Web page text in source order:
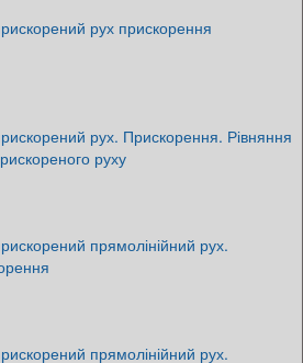
рух прискорення
рух. Прискорення. Рівняння
руху
прямолінійний рух.
прямолінійний рух.